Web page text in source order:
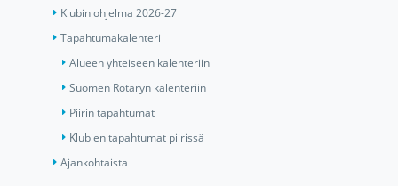
Klubin ohjelma 2026-27
Tapahtumakalenteri
Alueen yhteiseen kalenteriin
Suomen Rotaryn kalenteriin
Piirin tapahtumat
Klubien tapahtumat piirissä
Ajankohtaista